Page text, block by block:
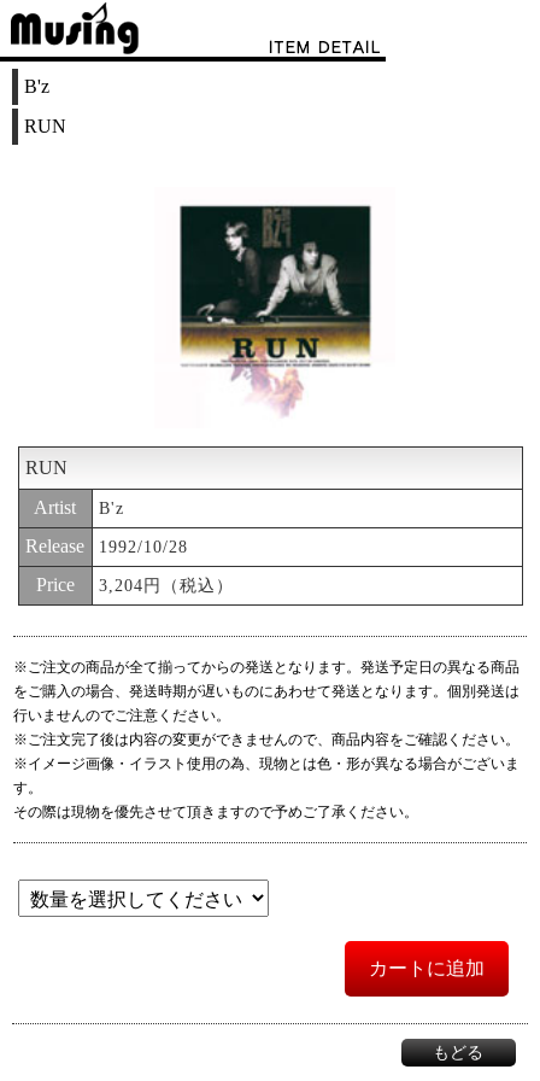
B'z
RUN
RUN
Artist
B'z
Release 1992/10/28
Price 3,204円（税込）
※ご注文の商品が全て揃ってからの発送となります。発送予定日の異なる商品
をご購入の場合、発送時期が遅いものにあわせて発送となります。個別発送は
行いませんのでご注意ください。
※ご注文完了後は内容の変更ができませんので、商品内容をご確認ください。
※イメージ画像・イラスト使用の為、現物とは色・形が異なる場合がございま
す。
その際は現物を優先させて頂きますので予めご了承ください。
カートに追加
もどる